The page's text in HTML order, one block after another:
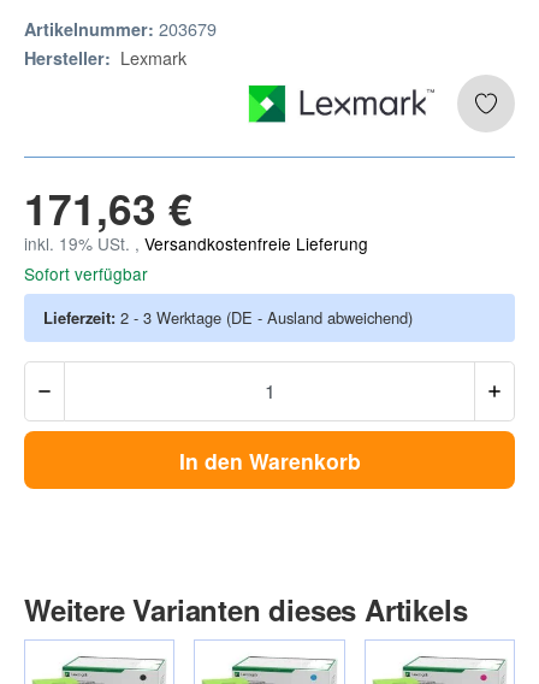
Artikelnummer: 203679
Hersteller: Lexmark
171,63 €
inkl. 19% USt. , Versandkostenfreie Lieferung
Sofort verfügbar
Lieferzeit: 2 - 3 Werktage (DE - Ausland abweichend)
In den Warenkorb
Weitere Varianten dieses Artikels